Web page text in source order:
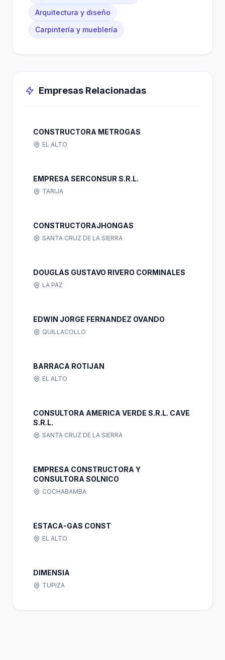
Arquitectura y diseño
Carpintería y mueblería
Empresas Relacionadas
CONSTRUCTORA METROGAS
EL ALTO
EMPRESA SERCONSUR S.R.L.
TARIJA
CONSTRUCTORAJHONGAS
SANTA CRUZ DE LA SIERRA
DOUGLAS GUSTAVO RIVERO CORMINALES
LA PAZ
EDWIN JORGE FERNANDEZ OVANDO
QUILLACOLLO
BARRACA ROTIJAN
EL ALTO
CONSULTORA AMERICA VERDE S.R.L. CAVE
S.R.L.
SANTA CRUZ DE LA SIERRA
EMPRESA CONSTRUCTORA Y
CONSULTORA SOLNICO
COCHABAMBA
ESTACA-GAS CONST
EL ALTO
DIMENSIA
TUPIZA